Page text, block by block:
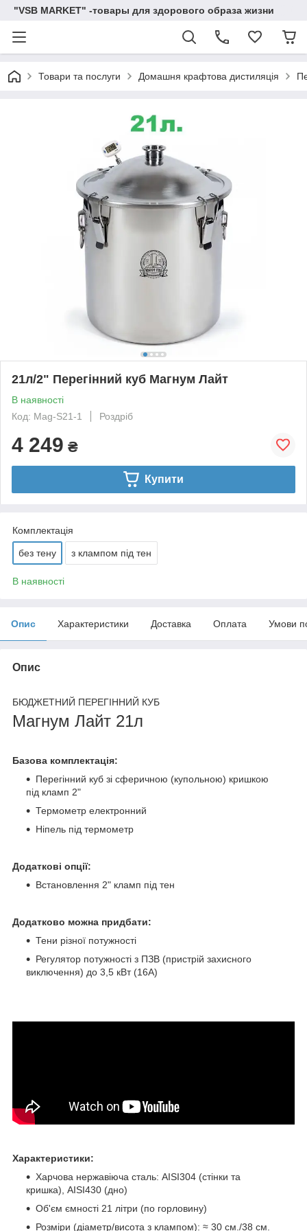
"VSB MARKET" -товары для здорового образа жизни
Товари та послуги Домашня крафтова дистиляція
21л/2" Перегінний куб Магнум Лайт
В наявності
Код: Mag-S21-1
Роздріб
4 249 ₴
Купити
Комплектація
без тену з клампом під тен
В наявності
Опис Характеристики Доставка Оплата Умови
Опис
БЮДЖЕТНИЙ ПЕРЕГІННИЙ КУБ
Магнум Лайт 21л
Базова комплектація:
Перегінний куб зі сферичною (купольною) кришкою
під кламп 2"
Термометр електронний
Ніпель під термометр
Додаткові опції:
Встановлення 2" кламп під тен
Додатково можна придбати:
Тени різної потужності
Регулятор потужності з ПЗВ (пристрій захисного
виключення) до 3,5 кВт (16А)
Характеристики:
Харчова нержавіюча сталь: AISI304 (стінки та
кришка), AISI430 (дно)
Об'єм ємності 21 літри (по горловину)
Розміри (діаметр/висота з клампом): ≈ 30 см./38 см.